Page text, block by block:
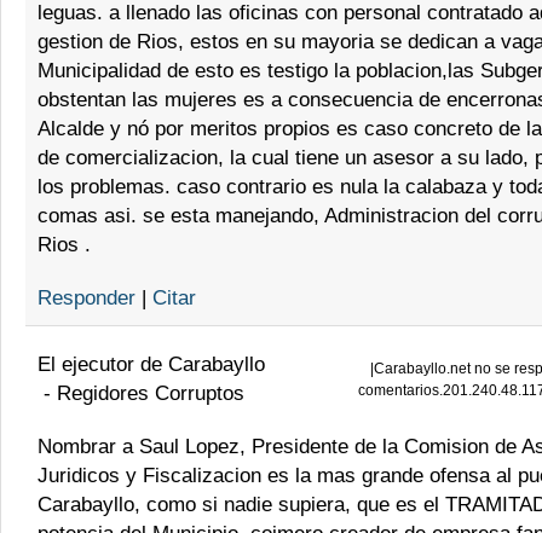
leguas. a llenado las oficinas con personal contratado
gestion de Rios, estos en su mayoria se dedican a
Municipalidad de esto es testigo la poblacion,las
obstentan las mujeres es a consecuencia de
Alcalde y nó por meritos propios es caso concreto de
de comercializacion, la cual tiene un asesor a su lado,
los problemas. caso contrario es nula la calabaza y
comas asi. se esta manejando, Administracion del
Rios .
Responder | Citar
El ejecutor de Carabayllo
- Regidores Corruptos
Carabayllo.net no se
Nombrar a Saul Lopez, Presidente de la Comision de
Juridicos y Fiscalizacion es la mas grande ofensa al
Carabayllo, como si nadie supiera, que es el